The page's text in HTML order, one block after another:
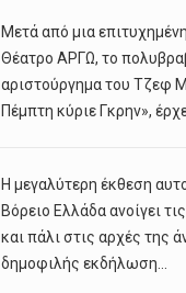
Μετά από μια
Θέατρο ΑΡΓΩ, το
αριστούργημα του Τζεφ
Πέμπτη κύριε Γκρην»,
Η μεγαλύτερη έκθεση
Βόρειο Ελλάδα ανοίγει
και πάλι στις αρχές της
δημοφιλής εκδήλωση...